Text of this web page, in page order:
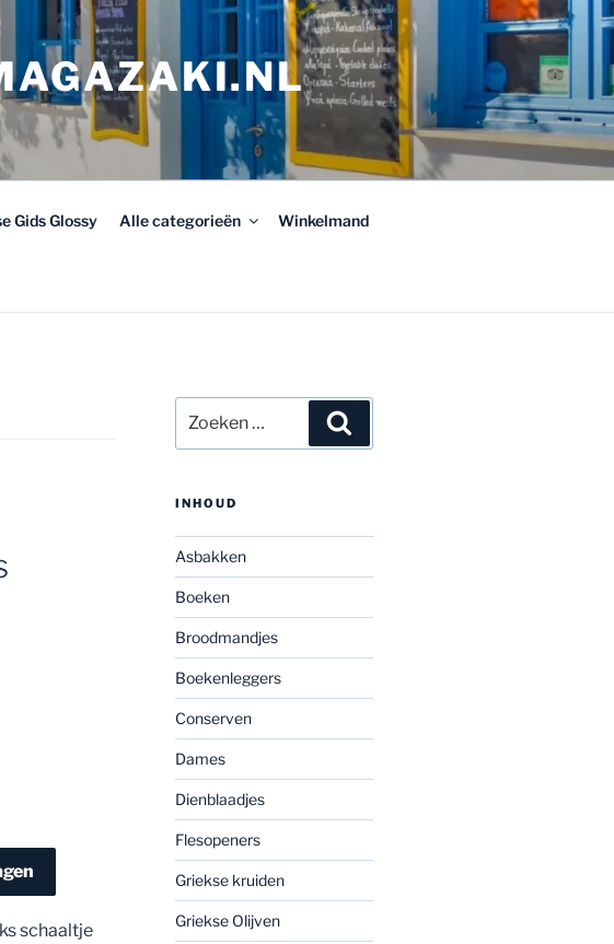
Gids Glossy Alle categorieën Winkelmand
schaaltje
naar:
INHOUD
Asbakken
Boeken
Broodmandjes
Boekenleggers
Conserven
Dames
Dienblaadjes
Flesopeners
Griekse kruiden
Griekse Olijven